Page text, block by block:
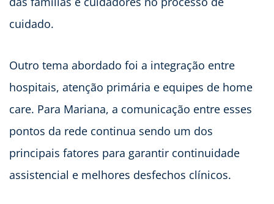
cuidado.
Outro tema abordado foi a integração entre
hospitais, atenção primária e equipes de home
care. Para Mariana, a comunicação entre esses
pontos da rede continua sendo um dos
principais fatores para garantir continuidade
assistencial e melhores desfechos clínicos.